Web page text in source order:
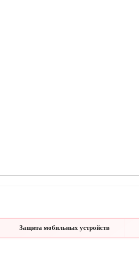
Защита мобильных устройств